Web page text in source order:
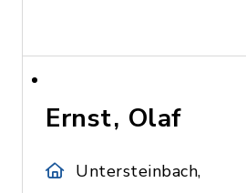
Ernst, Olaf
Untersteinbach,